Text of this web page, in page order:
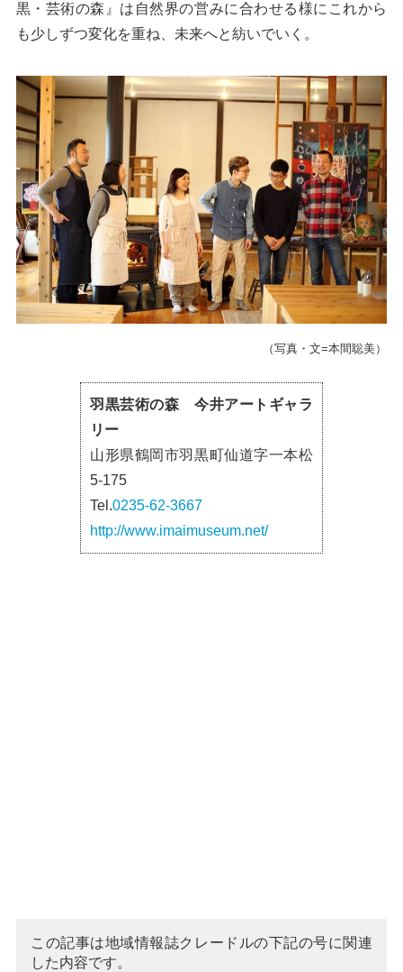
黒・芸術の森』は自然界の営みに合わせる様にこれから
も少しずつ変化を重ね、未来へと紡いでいく。
（写真・文=本間聡美）
羽黒芸術の森 今井アートギャラ
リー
山形県鶴岡市羽黒町仙道字一本松
5-175
Tel.0235-62-3667
http://www.imaimuseum.net/
この記事は地域情報誌クレードルの下記の号に関連
した内容です。